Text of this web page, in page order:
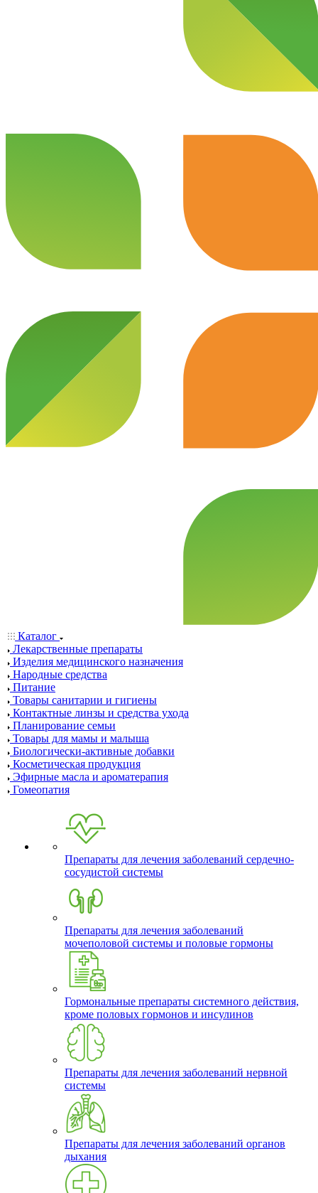
Каталог
Лекарственные препараты
Изделия медицинского назначения
Народные средства
Питание
Товары санитарии и гигиены
Контактные линзы и средства ухода
Планирование семьи
Товары для мамы и малыша
Биологически-активные добавки
Косметическая продукция
Эфирные масла и ароматерапия
Гомеопатия
Препараты для лечения заболеваний сердечно-
сосудистой системы
Препараты для лечения заболеваний
мочеполовой системы и половые гормоны
Гормональные препараты системного действия,
кроме половых гормонов и инсулинов
Препараты для лечения заболеваний нервной
системы
Препараты для лечения заболеваний органов
дыхания